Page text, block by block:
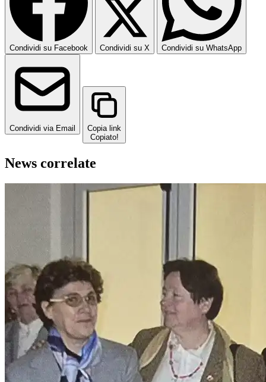
Condividi su Facebook Condividi su X Condividi su WhatsApp
Condividi via Email
Copia link
Copiato!
News correlate